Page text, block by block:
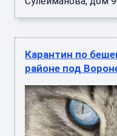
Карантин по
районе под